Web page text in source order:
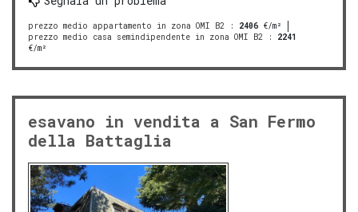
prezzo medio appartamento in zona OMI B2 : 2406 €/m²
prezzo medio casa semindipendente in zona OMI B2 : 2241
€/m²
esavano in vendita a San Fermo
della Battaglia